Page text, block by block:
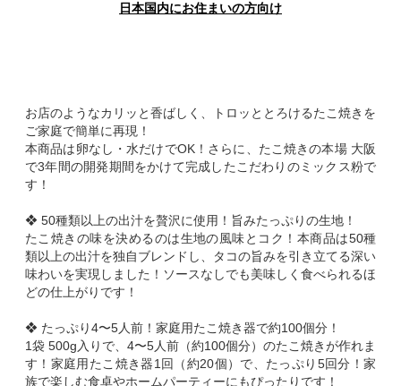
日本国内にお住まいの方向け
お店のようなカリッと香ばしく、トロッととろけるたこ焼きを
ご家庭で簡単に再現！
本商品は卵なし・水だけでOK！さらに、たこ焼きの本場 大阪
で3年間の開発期間をかけて完成したこだわりのミックス粉で
す！
❖ 50種類以上の出汁を贅沢に使用！旨みたっぷりの生地！
たこ焼きの味を決めるのは生地の風味とコク！本商品は50種
類以上の出汁を独自ブレンドし、タコの旨みを引き立てる深い
味わいを実現しました！ソースなしでも美味しく食べられるほ
どの仕上がりです！
❖ たっぷり4〜5人前！家庭用たこ焼き器で約100個分！
1袋 500g入りで、4〜5人前（約100個分）のたこ焼きが作れま
す！家庭用たこ焼き器1回（約20個）で、たっぷり5回分！家
族で楽しむ食卓やホームパーティーにもぴったりです！